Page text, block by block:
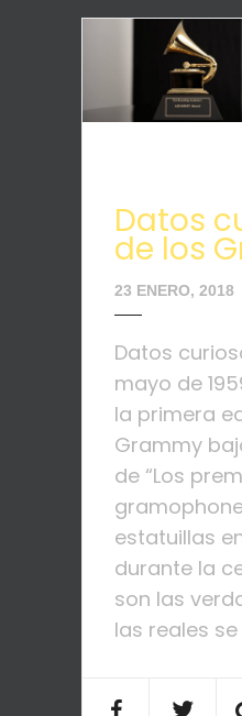
Datos
de los
23 ENERO, 2018
Datos
mayo de
la primera
Grammy
de “Los
estatuillas
durante la
son las
las reales se